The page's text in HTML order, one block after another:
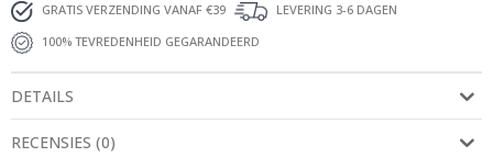
GRATIS VERZENDING VANAF €39
LEVERING 3-6 DAGEN
100% TEVREDENHEID GEGARANDEERD
DETAILS
RECENSIES (0)